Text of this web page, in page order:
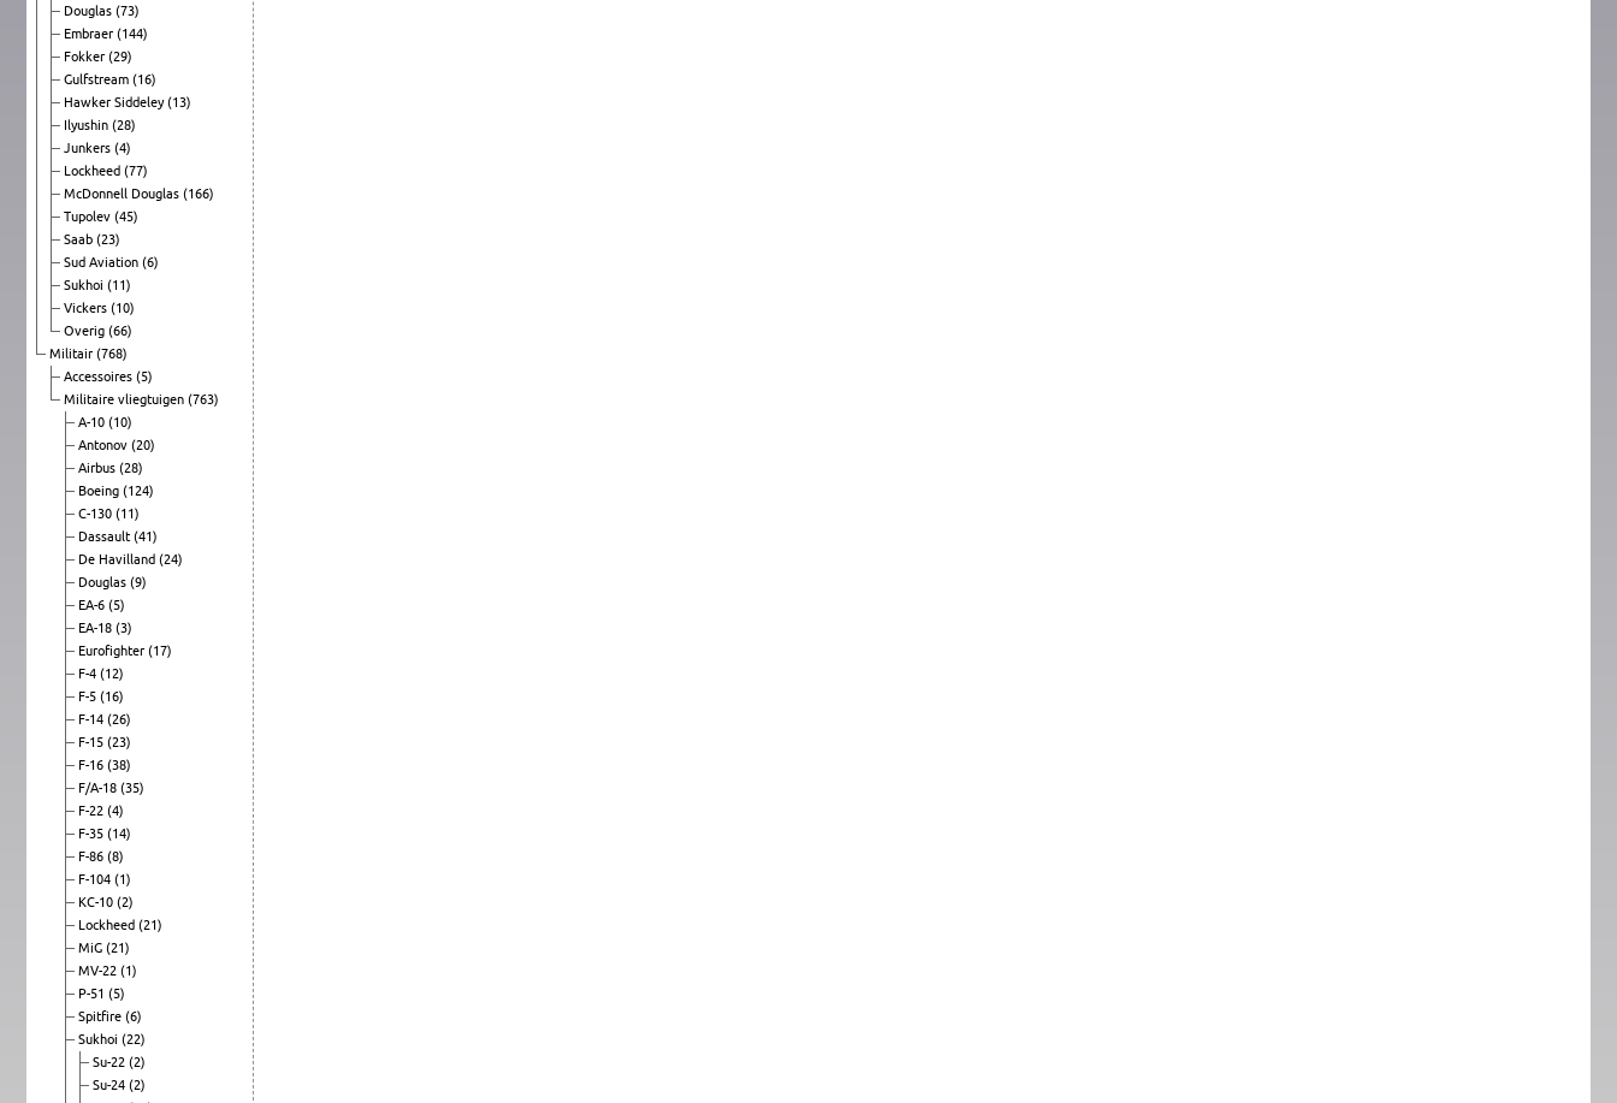
Douglas (73)
Embraer (144)
Fokker (29)
Gulfstream (16)
Hawker Siddeley(13)
Ilyushin (28)
Junkers (4)
Lockheed (77)
McDonnell Douglas (166)
Tupolev (45)
Saab (23)
Sud Aviation (6)
Sukhoi (11)
Vickers (10)
Overig (66)
Militair (768)
Accessoires (5)
Militaire vliegtuigen (763)
A-10 (10)
Antonov (20)
Airbus (28)
Boeing (124)
C-130 (11)
Dassault (41)
De Havilland (24)
Douglas (9)
EA-6 (5)
EA-18 (3)
Eurofighter (17)
F-4 (12)
F-5 (16)
F-14 (26)
F-15 (23)
F-16 (38)
F/A-18 (35)
F-22 (4)
F-35 (14)
F-86 (8)
F-104 (1)
KC-10 (2)
Lockheed (21)
MiG (21)
MV-22 (1)
P-51 (5)
Spitfire (6)
Sukhoi (22)
Su-22 (2)
Su-24 (2)